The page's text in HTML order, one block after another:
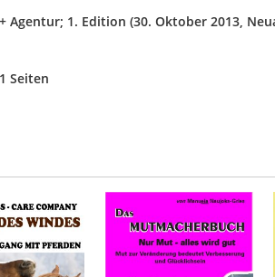
Agentur; 1. Edition (30. Oktober 2013,
Seiten